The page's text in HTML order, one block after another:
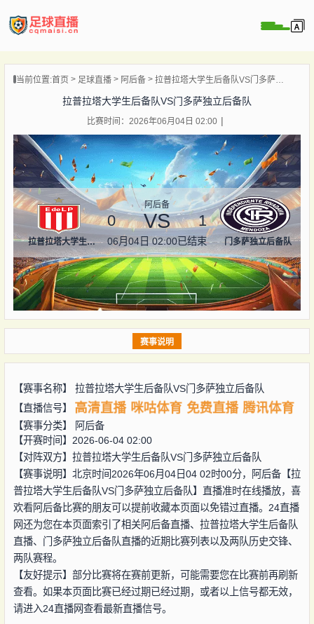
播
闻
当前位置:首页 足球直播 阿后备 拉普拉塔大学生后备队VS门多萨独立后备队
拉普拉塔大学生后备队VS门多萨独立后备队
比赛时间：2026年06月04日 02:00
拉普拉塔大学生后备队
阿后备
0 VS 1
06月04日 02:00已结束 门多萨独立后备队
赛事说明
【赛事名称】 拉普拉塔大学生后备队VS门多萨独立后备队
【直播信号】
高清直播 咪咕体育 免费直播 腾讯体育
【赛事分类】
阿后备
【开赛时间】2026-06-04 02:00
【对阵双方】 拉普拉塔大学生后备队VS门多萨独立后备队
【赛事说明】北京时间2026年06月04日04 02时00分，阿后备【拉
普拉塔大学生后备队VS门多萨独立后备队】直播准时在线播放，喜
欢看阿后备比赛的朋友可以提前收藏本页面以免错过直播。24直播
网还为您在本页面索引了相关阿后备直播、拉普拉塔大学生后备队
直播、门多萨独立后备队直播的近期比赛列表以及两队历史交锋、
两队赛程。
【友好提示】部分比赛将在赛前更新，可能需要您在比赛前再刷新
查看。如果本页面比赛已经过期已经过期，或者以上信号都无效，
请进入24直播网查看最新直播信号。